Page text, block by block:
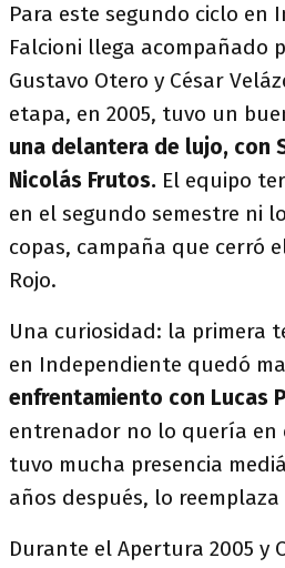
Para este segundo ciclo en
Falcioni llega acompañado
Gustavo Otero y César
etapa, en 2005, tuvo un
una delantera de lujo, con
Nicolás Frutos. El equipo
en el segundo semestre ni
copas, campaña que cerró
Rojo.
Una curiosidad: la primera
en Independiente quedó
enfrentamiento con Lucas
entrenador no lo quería en
tuvo mucha presencia
años después, lo
Durante el Apertura 2005 y